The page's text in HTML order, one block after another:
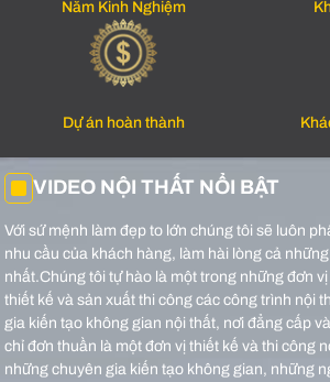
Năm Kinh Nghiệm
Dự án hoàn thành
VIDEO NỘI THẤT NỔI BẬT
Với sứ mệnh làm đẹp to lớn chúng tôi sẽ luôn
nhu cầu của khách hàng, làm hài lòng cả
nhất.Chúng tôi tự hào là một trong những đơn
thiết kế và sản xuất thi công các công trình nội
gia kiến tạo không gian nội thất, nơi đẳng cấp
chỉ đơn thuần là một đơn vị thiết kế và thi công
những chuyên gia kiến tạo không gian, những